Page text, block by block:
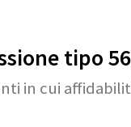
tipo
in cui